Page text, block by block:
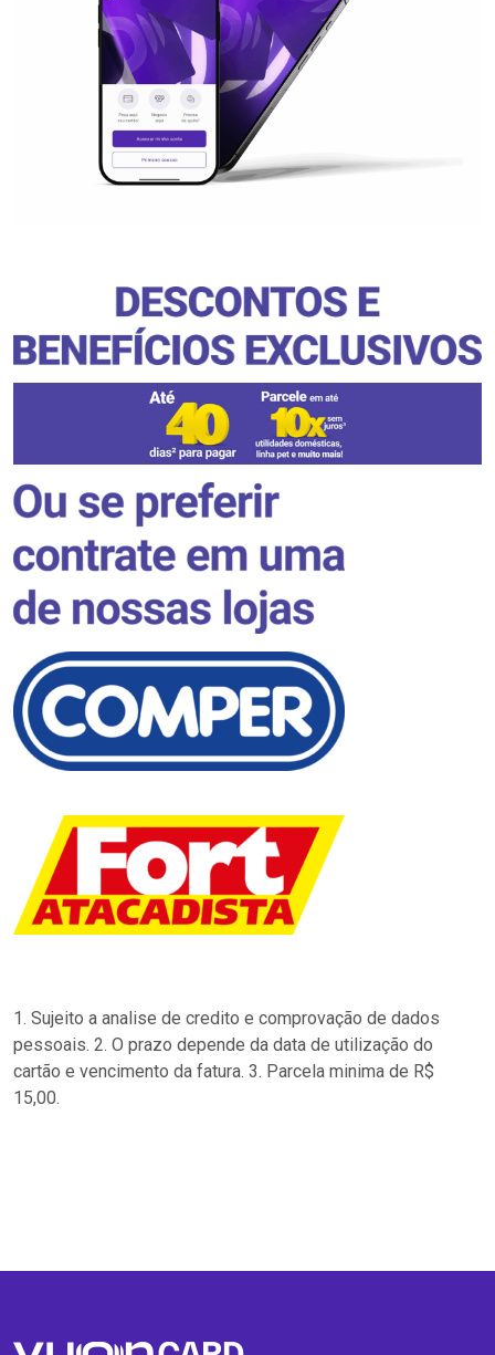
1. Sujeito a analise de credito e comprovação de dados
pessoais. 2. O prazo depende da data de utilização do
cartão e vencimento da fatura. 3. Parcela minima de R$
15,00.